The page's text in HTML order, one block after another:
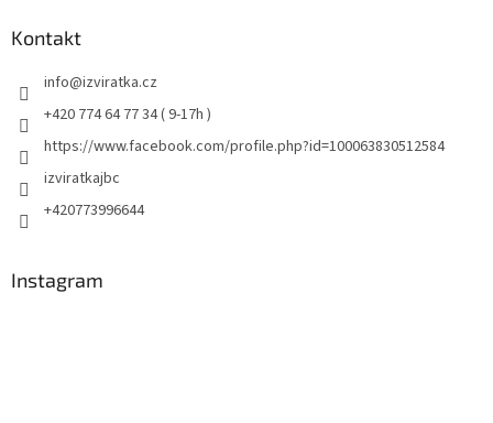
Kontakt
info@izviratka.cz
+420 774 64 77 34 ( 9-17h )
https://www.facebook.com/profile.php?id=100063830512584
izviratkajbc
+420773996644
Instagram